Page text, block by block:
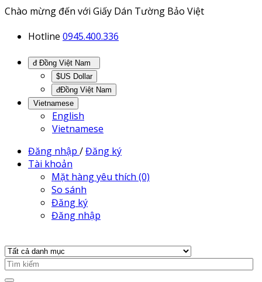
Chào mừng đến với Giấy Dán Tường Bảo Việt
Hotline 0945.400.336
$US Dollar
đĐồng Việt Nam
Vietnamese
English
Vietnamese
Đăng nhập /Đăng ký
Tài khoản
Mặt hàng yêu thích (0)
So sánh
Đăng ký
Đăng nhập